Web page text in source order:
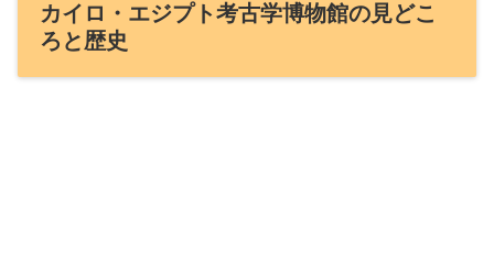
カイロ・エジプト考古学博物館の見どこ
ろと歴史